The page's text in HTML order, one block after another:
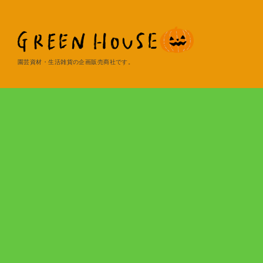
園芸資材・生活雑貨の企画販売商社です。